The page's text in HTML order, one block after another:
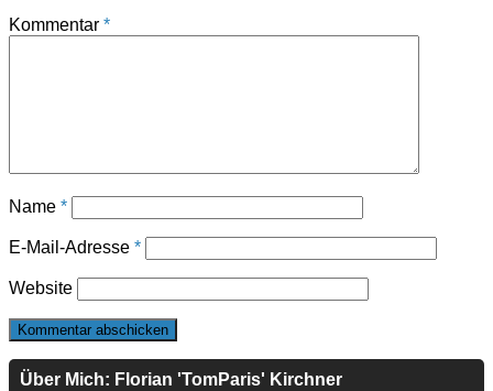
Kommentar *
Name *
E-Mail-Adresse *
Website
Über Mich: Florian 'TomParis' Kirchner